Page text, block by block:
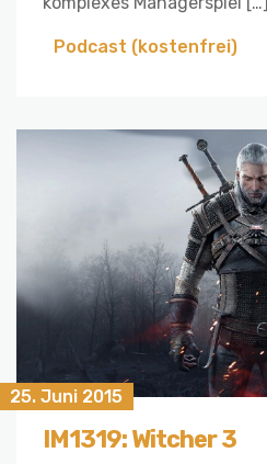
Podcast (kostenfrei)
25. Juni 2015
IM1319: Witcher 3